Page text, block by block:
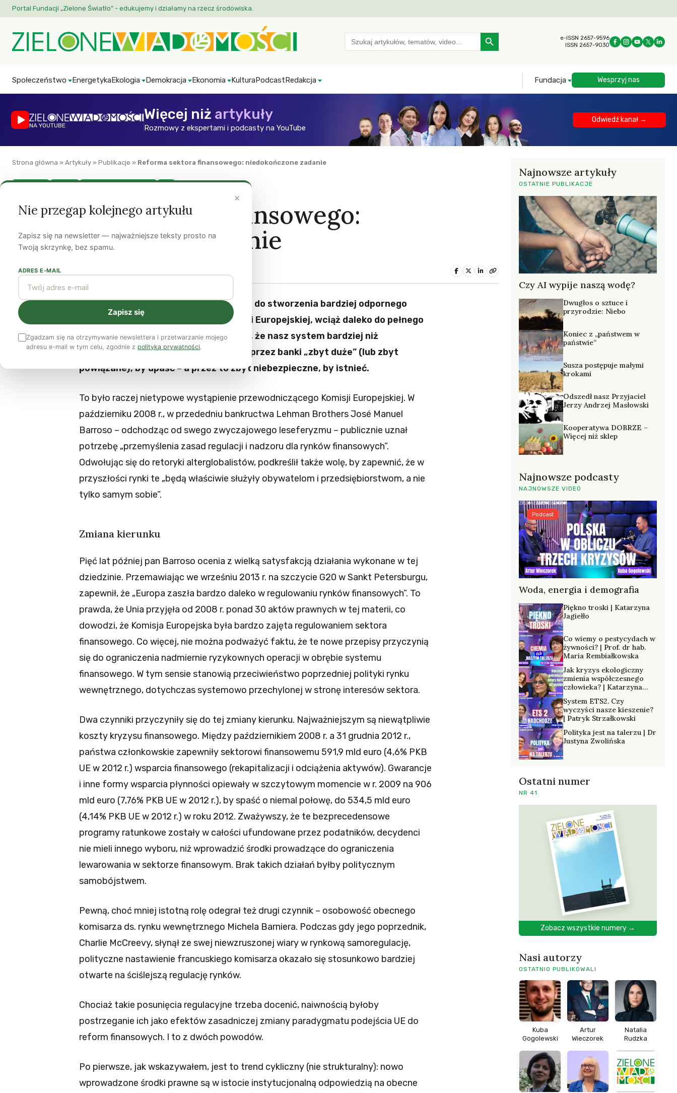
Portal Fundacji „Zielone Światło” - edukujemy i działamy na rzecz środowiska.
Search
for:
Search Button
e-ISSN 2657-9596
ISSN 2657-9030
Społeczeństwo EnergetykaEkologia Demokracja Ekonomia KulturaPodcastRedakcja Fundacja Wesprzyj nas
NA YOUTUBE
Więcej niż artykuły
Rozmowy z ekspertami i podcasty na YouTube
Odwiedź kanał →
Strona główna » Artykuły » Publikacje » Reforma sektora finansowego: niedokończone zadanie
Reforma sektora finansowego:
niedokończone zadanie
Gaspard Denis
Mimo niewątpliwego postępu w drodze do stworzenia bardziej odpornego
systemu finansowego na poziomie Unii Europejskiej, wciąż daleko do pełnego
sukcesu. Wyzwanie jest tym pilniejsze, że nasz system bardziej niż
kiedykolwiek pozostaje zdominowany przez banki „zbyt duże” (lub zbyt
powiązane), by upaść – a przez to zbyt niebezpieczne, by istnieć.
To było raczej nietypowe wystąpienie przewodniczącego Komisji Europejskiej. W
październiku 2008 r., w przededniu bankructwa Lehman Brothers José Manuel
Barroso – odchodząc od swego zwyczajowego leseferyzmu – publicznie uznał
potrzebę „przemyślenia zasad regulacji i nadzoru dla rynków finansowych”.
Odwołując się do retoryki alterglobalistów, podkreślił także wolę, by zapewnić, że w
przyszłości rynki te „będą właściwie służyły obywatelom i przedsiębiorstwom, a nie
tylko samym sobie”.
Zmiana kierunku
Pięć lat później pan Barroso ocenia z wielką satysfakcją działania wykonane w tej
dziedzinie. Przemawiając we wrześniu 2013 r. na szczycie G20 w Sankt Petersburgu,
zapewnił, że „Europa zaszła bardzo daleko w regulowaniu rynków finansowych”. To
prawda, że Unia przyjęła od 2008 r. ponad 30 aktów prawnych w tej materii, co
dowodzi, że Komisja Europejska była bardzo zajęta regulowaniem sektora
finansowego. Co więcej, nie można podważyć faktu, że te nowe przepisy przyczynią
się do ograniczenia nadmiernie ryzykownych operacji w obrębie systemu
finansowego. W tym sensie stanowią przeciwieństwo poprzedniej polityki rynku
wewnętrznego, dotychczas systemowo przechylonej w stronę interesów sektora.
Dwa czynniki przyczyniły się do tej zmiany kierunku. Najważniejszym są niewątpliwie
koszty kryzysu finansowego. Między październikiem 2008 r. a 31 grudnia 2012 r.,
państwa członkowskie zapewniły sektorowi finansowemu 591,9 mld euro (4,6% PKB
UE w 2012 r.) wsparcia finansowego (rekapitalizacji i odciążenia aktywów). Gwarancje
i inne formy wsparcia płynności opiewały w szczytowym momencie w r. 2009 na 906
mld euro (7,76% PKB UE w 2012 r.), by spaść o niemal połowę, do 534,5 mld euro
(4,14% PKB UE w 2012 r.) w roku 2012. Zważywszy, że te bezprecedensowe
programy ratunkowe zostały w całości ufundowane przez podatników, decydenci
nie mieli innego wyboru, niż wprowadzić środki prowadzące do ograniczenia
lewarowania w sektorze finansowym. Brak takich działań byłby politycznym
samobójstwem.
Pewną, choć mniej istotną rolę odegrał też drugi czynnik – osobowość obecnego
komisarza ds. rynku wewnętrznego Michela Barniera. Podczas gdy jego poprzednik,
Charlie McCreevy, słynął ze swej niewzruszonej wiary w rynkową samoregulację,
polityczne nastawienie francuskiego komisarza okazało się stosunkowo bardziej
otwarte na ściślejszą regulację rynków.
Chociaż takie posunięcia regulacyjne trzeba docenić, naiwnością byłoby
postrzeganie ich jako efektów zasadniczej zmiany paradygmatu podejścia UE do
reform finansowych. I to z dwóch powodów.
Po pierwsze, jak wskazywałem, jest to trend cykliczny (nie strukturalny): nowo
wprowadzone środki prawne są w istocie instytucjonalną odpowiedzią na obecne
Najnowsze artykuły
OSTATNIE PUBLIKACJE
Czy AI wypije naszą wodę?
Dwugłos o sztuce i
przyrodzie: Niebo
Koniec z „państwem w
państwie”
Susza postępuje małymi
krokami
Odszedł nasz Przyjaciel
Jerzy Andrzej Masłowski
Kooperatywa DOBRZE –
Więcej niż sklep
Najnowsze podcasty
NAJNOWSZE VIDEO
Woda, energia i demografia
Podcast
Piękno troski | Katarzyna
Jagiełło
Co wiemy o pestycydach w
żywności? | Prof. dr hab.
Maria Rembiałkowska
Jak kryzys ekologiczny
zmienia współczesnego
człowieka? | Katarzyna
System ETS2. Czy
wyczyści nasze kieszenie?
| Patryk Strzałkowski
Polityka jest na talerzu | Dr
Justyna Zwolińska
Ostatni numer
NR 41
Zobacz wszystkie numery →
Nasi autorzy
OSTATNIO PUBLIKOWALI
Kuba
Gogolewski
Artur
Wieczorek
Natalia
Rudzka
×
Nie przegap kolejnego artykułu
Zapisz się na newsletter — najważniejsze teksty prosto na
Twoją skrzynkę, bez spamu.
ADRES E-MAIL
Zapisz się
Zgadzam się na otrzymywanie newslettera i przetwarzanie mojego
adresu e-mail w tym celu, zgodnie z polityką prywatności.